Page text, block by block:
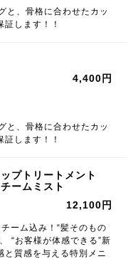
と、骨格に合わせたカッ
します！！
4,400円
と、骨格に合わせたカッ
します！！
プトリートメント
ームミスト
12,100円
ーム込み！“髪そのもの
“お客様が体感できる”新
と質感を与える特別メニ